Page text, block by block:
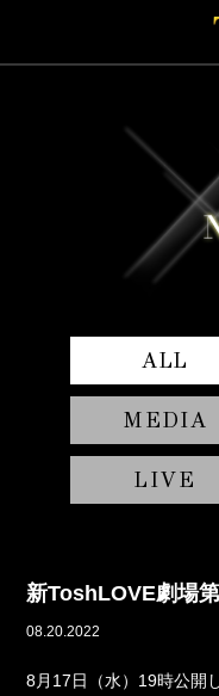
ALL
MEDIA
LIVE
新ToshLOVE劇場
08.20.2022
8月17日（水）19時公開